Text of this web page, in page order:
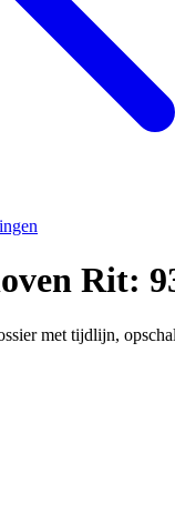
Rit:
met tijdlijn,